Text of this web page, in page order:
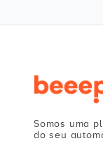
Somos uma
do seu